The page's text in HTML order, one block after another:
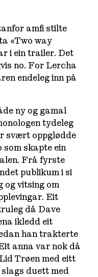
amfi stilte
«Two way
i ein trailer. Det
no. For Lercha
endeleg inn på
ny og gamal
tydeleg
svært oppglødde
som skapte ein
Frå fyrste
publikum i si
og vitsing om
Eit
då Dave
ikledd eit
han trakterte
anna var nok då
Trøen med eitt
slags duett med